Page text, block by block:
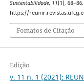
Sustentabilidade, 11(1),
https://
Fomatos de Citação
Edição
v. 11 n. 1 (2021):